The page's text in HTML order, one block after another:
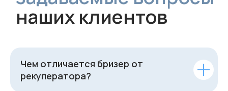
Чем отличается бризер от
рекуператора?